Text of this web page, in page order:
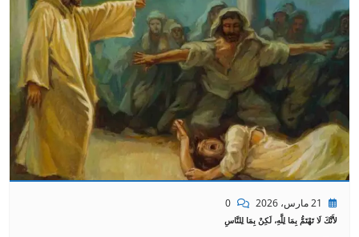
21 مارس، 2026 0
لأَنَّكَ لَا تَهْتَمُّ بِمَا لِلَّهِ، لَكِنْ بِمَا لِلنَّاسِ